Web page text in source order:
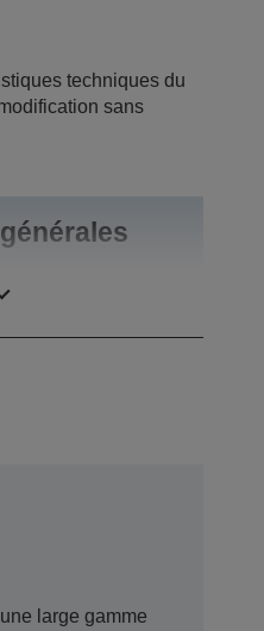
techniques du
sans
large gamme